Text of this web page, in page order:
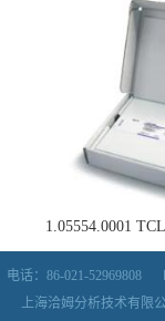
1.05554.0001
电话：86-021-52969808
上海洽姆分析技术有限